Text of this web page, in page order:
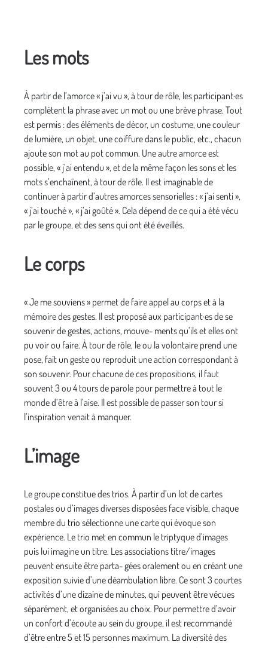
Les mots
À partir de l’amorce « j’ai vu », à tour de rôle, les participant·es
complètent la phrase avec un mot ou une brève phrase. Tout
est permis : des éléments de décor, un costume, une couleur
de lumière, un objet, une coiffure dans le public, etc., chacun
ajoute son mot au pot commun. Une autre amorce est
possible, « j’ai entendu », et de la même façon les sons et les
mots s’enchaînent, à tour de rôle. Il est imaginable de
continuer à partir d’autres amorces sensorielles : « j’ai senti »,
« j’ai touché », « j’ai goûté ». Cela dépend de ce qui a été vécu
par le groupe, et des sens qui ont été éveillés.
Le corps
« Je me souviens » permet de faire appel au corps et à la
mémoire des gestes. Il est proposé aux participant·es de se
souvenir de gestes, actions, mouve- ments qu’ils et elles ont
pu voir ou faire. À tour de rôle, le ou la volontaire prend une
pose, fait un geste ou reproduit une action correspondant à
son souvenir. Pour chacune de ces propositions, il faut
souvent 3 ou 4 tours de parole pour permettre à tout le
monde d’être à l’aise. Il est possible de passer son tour si
l’inspiration venait à manquer.
L’image
Le groupe constitue des trios. À partir d’un lot de cartes
postales ou d’images diverses disposées face visible, chaque
membre du trio sélectionne une carte qui évoque son
expérience. Le trio met en commun le triptyque d’images
puis lui imagine un titre. Les associations titre/images
peuvent ensuite être parta- gées oralement ou en créant une
exposition suivie d’une déambulation libre. Ce sont 3 courtes
activités d’une dizaine de minutes, qui peuvent être vécues
séparément, et organisées au choix. Pour permettre d’avoir
un confort d’écoute au sein du groupe, il est recommandé
d’être entre 5 et 15 personnes maximum. La diversité des